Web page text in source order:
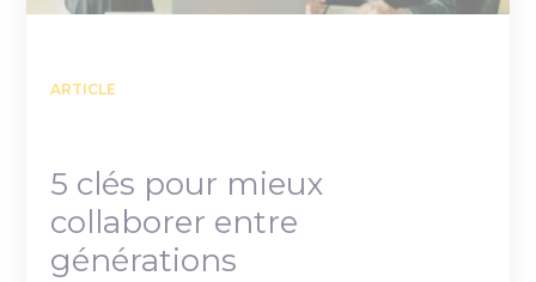
ARTICLE
5 clés pour mieux
collaborer entre
générations